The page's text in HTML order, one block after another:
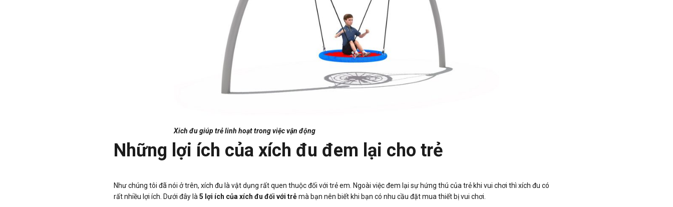
Xich đu giúp trẻ linh hoạt trong việc vận động
Những lợi ích của xích đu đem lại cho trẻ
Như chúng tôi đã nói ở trên, xích đu là vật dụng rất quen thuộc đối với trẻ em. Ngoài việc đem lại sự hứng thú của trẻ khi vui chơi thì xích đu có
rất nhiều lợi ích. Dưới đây là 5 lợi ích của xích đu đối với trẻmà bạn nên biết khi bạn có nhu cầu đặt mua thiết bị vui chơi.